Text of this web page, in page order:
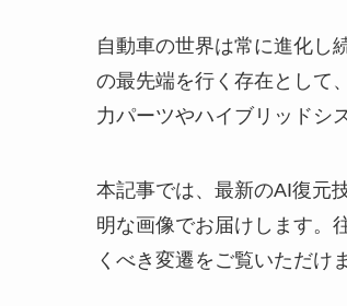
自動車の世界は常に進化し
の最先端を行く存在として
力パーツやハイブリッドシ
本記事では、最新のAI復元
明な画像でお届けします。
くべき変遷をご覧いただけ